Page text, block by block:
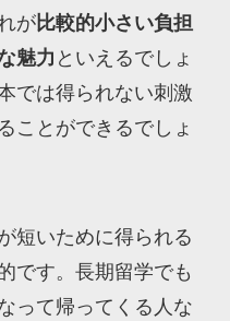
が比較的小さい負担
魅力 といえるでしょ
では得られない刺激
ことができるでしょ
短いために得られる
です。長期留学でも
って帰ってくる人な